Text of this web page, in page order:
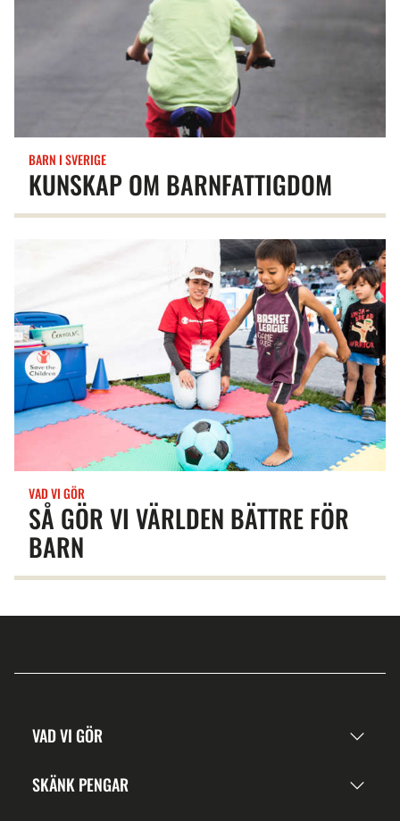
KUNSKAP OM BARNFATTIGDOM
BARN I SVERIGE
SÅ GÖR VI VÄRLDEN BÄTTRE FÖR
BARN
VAD VI GÖR
VAD VI GÖR
SKÄNK PENGAR